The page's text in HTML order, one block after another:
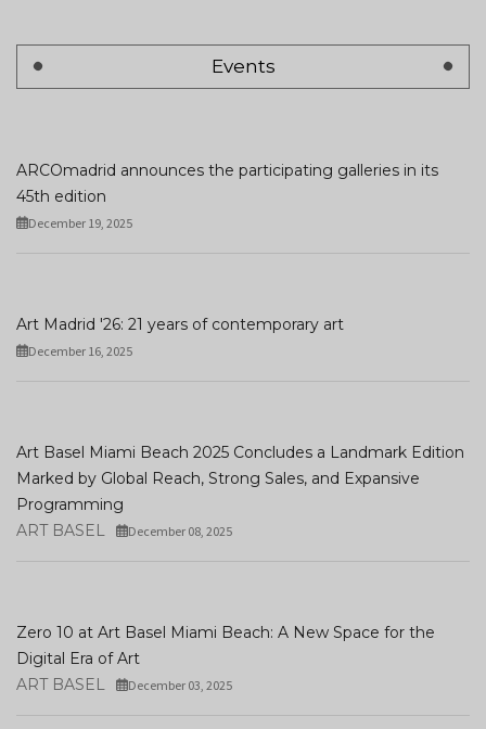
Events
ARCOmadrid announces the participating galleries in its
45th edition
December 19, 2025
Art Madrid '26: 21 years of contemporary art
December 16, 2025
Art Basel Miami Beach 2025 Concludes a Landmark Edition
Marked by Global Reach, Strong Sales, and Expansive
Programming
ART BASEL
December 08, 2025
Zero 10 at Art Basel Miami Beach: A New Space for the
Digital Era of Art
ART BASEL
December 03, 2025